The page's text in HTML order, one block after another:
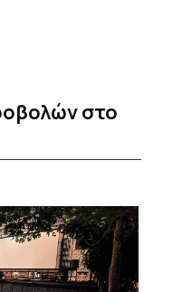
στο